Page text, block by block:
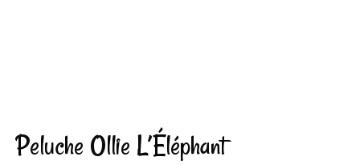
Peluche Ollie L’Éléphant